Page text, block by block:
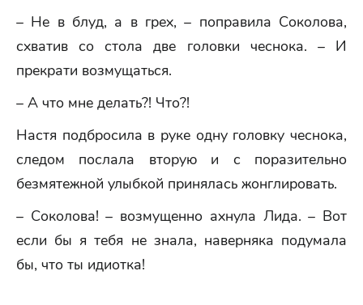
– Не в блуд, а в грех, – поправила Соколова,
схватив со стола две головки чеснока. – И
прекрати возмущаться.
– А что мне делать?! Что?!
Настя подбросила в руке одну головку чеснока,
следом послала вторую и с поразительно
безмятежной улыбкой принялась жонглировать.
– Соколова! – возмущенно ахнула Лида. – Вот
если бы я тебя не знала, наверняка подумала
бы, что ты идиотка!